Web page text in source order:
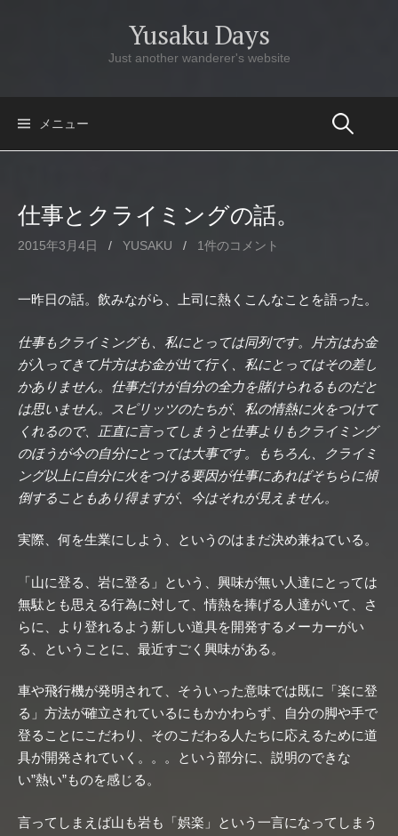
Yusaku Days
Just another wanderer's website
メニュー
仕事とクライミングの話。
2015年3月4日 / YUSAKU / 1件のコメント
一昨日の話。飲みながら、上司に熱くこんなことを語った。
仕事もクライミングも、私にとっては同列です。片方はお金
が入ってきて片方はお金が出て行く、私にとってはその差し
かありません。仕事だけが自分の全力を賭けられるものだと
は思いません。スピリッツのたちが、私の情熱に火をつけて
くれるので、正直に言ってしまうと仕事よりもクライミング
のほうが今の自分にとっては大事です。もちろん、クライミ
ング以上に自分に火をつける要因が仕事にあればそちらに傾
倒することもあり得ますが、今はそれが見えません。
実際、何を生業にしよう、というのはまだ決め兼ねている。
「山に登る、岩に登る」という、興味が無い人達にとっては
無駄とも思える行為に対して、情熱を捧げる人達がいて、さ
らに、より登れるよう新しい道具を開発するメーカーがい
る、ということに、最近すごく興味がある。
車や飛行機が発明されて、そういった意味では既に「楽に登
る」方法が確立されているにもかかわらず、自分の脚や手で
登ることにこだわり、そのこだわる人たちに応えるために道
具が開発されていく。。。という部分に、説明のできな
い”熱い”ものを感じる。
言ってしまえば山も岩も「娯楽」という一言になってしまう